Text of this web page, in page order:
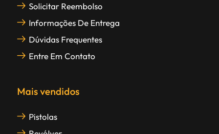
Solicitar Reembolso
Informações De Entrega
Dúvidas Frequentes
Entre Em Contato
Mais vendidos
Pistolas